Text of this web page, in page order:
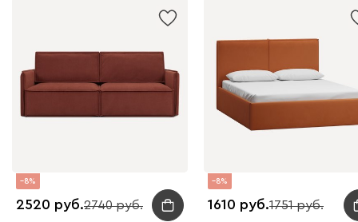
8
2520 2740
8
1610 1751